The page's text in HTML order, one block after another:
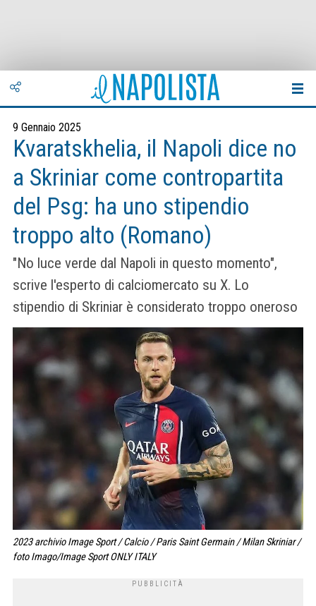
9 Gennaio 2025
Kvaratskhelia, il Napoli dice no
a Skriniar come contropartita
del Psg: ha uno stipendio
troppo alto (Romano)
"No luce verde dal Napoli in questo momento",
scrive l'esperto di calciomercato su X. Lo
stipendio di Skriniar è considerato troppo oneroso
2023 archivio Image Sport / Calcio / Paris Saint Germain / Milan Skriniar /
foto Imago/Image Sport ONLY ITALY